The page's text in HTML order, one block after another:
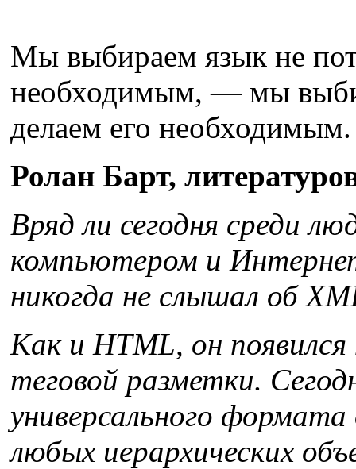
Мы выбираем язык не
необходимым, — мы
делаем его необходимым.
Ролан Барт,
Вряд ли сегодня среди
компьютером и
никогда не слышал об
Как и HTML, он появился
теговой разметки.
универсального
любых иерархических